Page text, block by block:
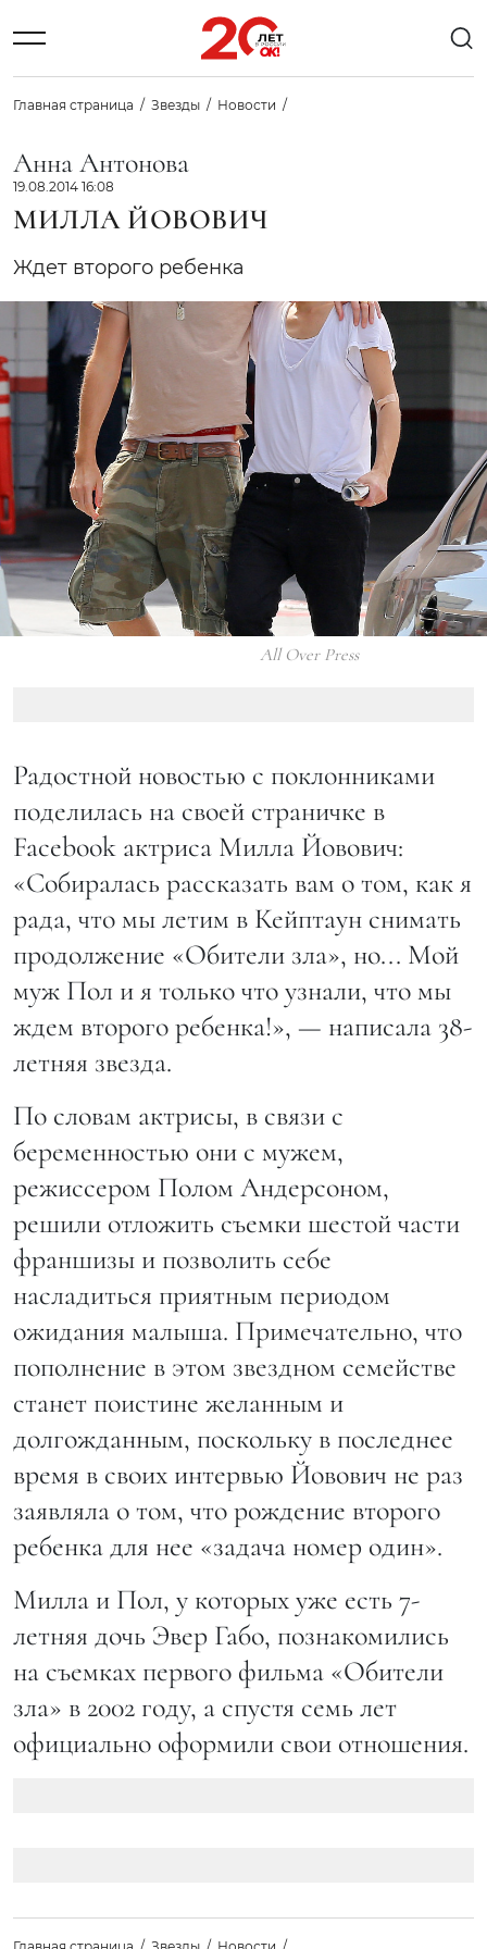
Главная страница Звезды Новости
Анна Антонова
19.08.2014 16:08
МИЛЛА ЙОВОВИЧ
Ждет второго ребенка
All Over Press
Радостной новостью с поклонниками
поделилась на своей страничке в
Facebook актриса Милла Йовович:
«Собиралась рассказать вам о том, как я
рада, что мы летим в Кейптаун снимать
продолжение «Обители зла», но... Мой
муж Пол и я только что узнали, что мы
ждем второго ребенка!», — написала 38-
летняя звезда.
По словам актрисы, в связи с
беременностью они с мужем,
режиссером Полом Андерсоном,
решили отложить съемки шестой части
франшизы и позволить себе
насладиться приятным периодом
ожидания малыша. Примечательно, что
пополнение в этом звездном семействе
станет поистине желанным и
долгожданным, поскольку в последнее
время в своих интервью Йовович не раз
заявляла о том, что рождение второго
ребенка для нее «задача номер один».
Милла и Пол, у которых уже есть 7-
летняя дочь Эвер Габо, познакомились
на съемках первого фильма «Обители
зла» в 2002 году, а спустя семь лет
официально оформили свои отношения.